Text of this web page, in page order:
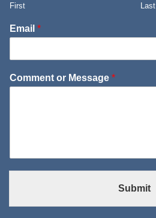
First Last
Email *
Comment or Message *
Submit